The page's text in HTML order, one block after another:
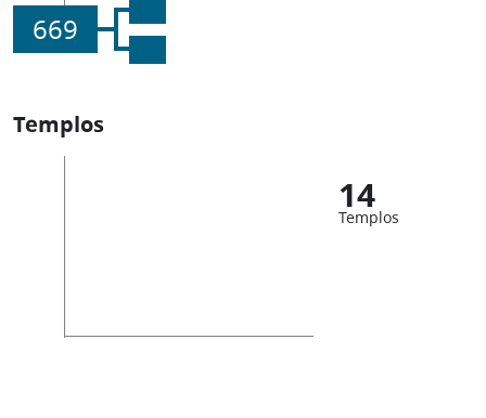
669
Templos
14
Templos